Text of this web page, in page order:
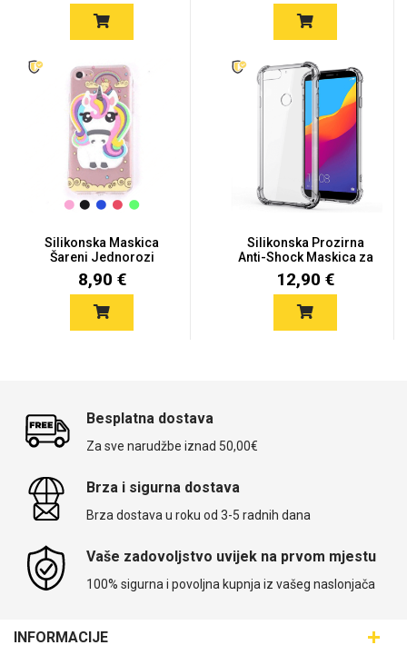
Silikonska Maskica
Šareni Jednorozi
Galaxy A3...
8,90 €
Silikonska Prozirna
Anti-Shock Maskica za
Gala...
12,90 €
Besplatna dostava
Za sve narudžbe iznad 50,00€
Brza i sigurna dostava
Brza dostava u roku od 3-5 radnih dana
Vaše zadovoljstvo uvijek na prvom mjestu
100% sigurna i povoljna kupnja iz vašeg naslonjača
INFORMACIJE